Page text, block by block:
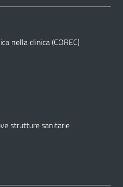
nella clinica (COREC)
strutture sanitarie